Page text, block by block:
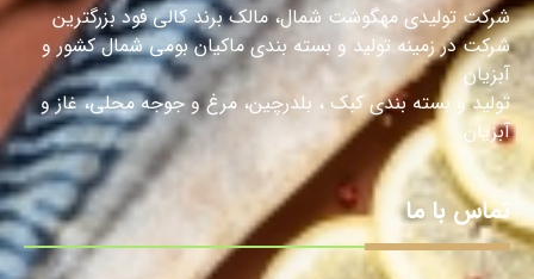
شرکت تولیدی مهگوشت شمال، مالک برند کالی فود بزرگترین
شرکت در زمینه تولید و بسته بندی ماکیان بومی شمال کشور و
آبزیان
تولید و بسته بندی کبک ، بلدرچین، مرغ و جوجه محلی، غاز و
آبزیان.
تماس با ما